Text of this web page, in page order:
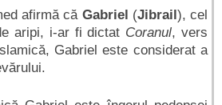
afirmă că Gabriel (Jibrail), cel
aripi, i-ar fi dictat Coranul, vers
Gabriel este considerat a